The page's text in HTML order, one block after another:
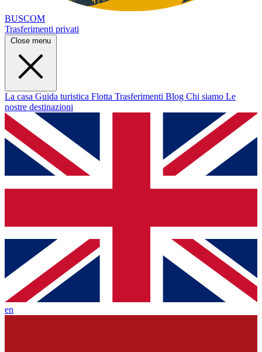
BUSCOM
Trasferimenti privati
Close menu
La casa Guida turistica Flotta Trasferimenti Blog Chi siamo Le
nostre destinazioni
en